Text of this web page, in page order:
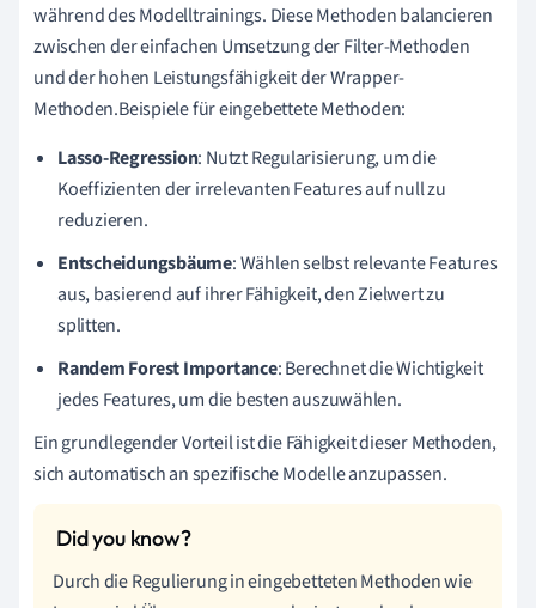
während des Modelltrainings. Diese Methoden balancieren
zwischen der einfachen Umsetzung der Filter-Methoden
und der hohen Leistungsfähigkeit der Wrapper-
Methoden.Beispiele für eingebettete Methoden:
Lasso-Regression: Nutzt Regularisierung, um die
Koeffizienten der irrelevanten Features auf null zu
reduzieren.
Entscheidungsbäume: Wählen selbst relevante Features
aus, basierend auf ihrer Fähigkeit, den Zielwert zu
splitten.
Randem Forest Importance: Berechnet die Wichtigkeit
jedes Features, um die besten auszuwählen.
Ein grundlegender Vorteil ist die Fähigkeit dieser Methoden,
sich automatisch an spezifische Modelle anzupassen.
Durch die Regulierung in eingebetteten Methoden wie